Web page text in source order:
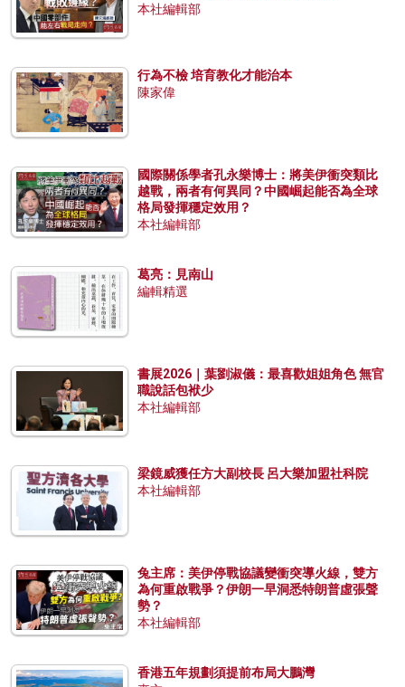
本社編輯部
行為不檢 培育教化才能治本
陳家偉
國際關係學者孔永樂博士：將美伊衝突類比
越戰，兩者有何異同？中國崛起能否為全球
格局發揮穩定效用？
本社編輯部
葛亮：見南山
編輯精選
書展2026｜葉劉淑儀：最喜歡姐姐角色 無官
職說話包袱少
本社編輯部
梁鏡威獲任方大副校長 呂大樂加盟社科院
本社編輯部
兔主席：美伊停戰協議變衝突導火線，雙方
為何重啟戰爭？伊朗一早洞悉特朗普虛張聲
勢？
本社編輯部
香港五年規劃須提前布局大鵬灣